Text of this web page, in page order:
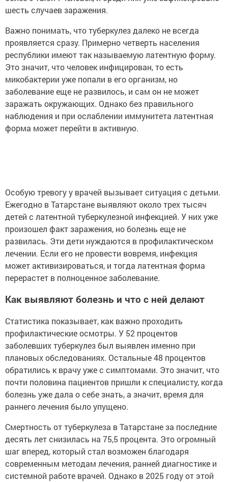
шесть случаев заражения.
Важно понимать, что туберкулез далеко не всегда
проявляется сразу. Примерно четверть населения
республики имеют так называемую латентную форму.
Это значит, что человек инфицирован, то есть
микобактерии уже попали в его организм, но
заболевание еще не развилось, и сам он не может
заражать окружающих. Однако без правильного
наблюдения и при ослаблении иммунитета латентная
форма может перейти в активную.
Особую тревогу у врачей вызывает ситуация с детьми.
Ежегодно в Татарстане выявляют около трех тысяч
детей с латентной туберкулезной инфекцией. У них уже
произошел факт заражения, но болезнь еще не
развилась. Эти дети нуждаются в профилактическом
лечении. Если его не провести вовремя, инфекция
может активизироваться, и тогда латентная форма
перерастет в полноценное заболевание.
Как выявляют болезнь и что с ней делают
Статистика показывает, как важно проходить
профилактические осмотры. У 52 процентов
заболевших туберкулез был выявлен именно при
плановых обследованиях. Остальные 48 процентов
обратились к врачу уже с симптомами. Это значит, что
почти половина пациентов пришли к специалисту, когда
болезнь уже дала о себе знать, а значит, время для
раннего лечения было упущено.
Смертность от туберкулеза в Татарстане за последние
десять лет снизилась на 75,5 процента. Это огромный
шаг вперед, который стал возможен благодаря
современным методам лечения, ранней диагностике и
системной работе врачей. Однако в 2025 году от этой